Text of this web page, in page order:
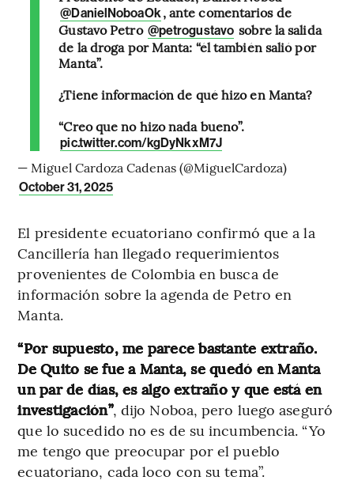
@DanielNoboaOk, ante comentarios de
Gustavo Petro @petrogustavo sobre la salida
de la droga por Manta: “él también salió por
Manta”.
¿Tiene información de qué hizo en Manta?
“Creo que no hizo nada bueno”.
pic.twitter.com/kgDyNkxM7J
— Miguel Cardoza Cadenas (@MiguelCardoza)
October 31, 2025
El presidente ecuatoriano confirmó que a la
Cancillería han llegado requerimientos
provenientes de Colombia en busca de
información sobre la agenda de Petro en
Manta.
“Por supuesto, me parece bastante extraño.
De Quito se fue a Manta, se quedó en Manta
un par de días, es algo extraño y que está en
investigación”, dijo Noboa, pero luego aseguró
que lo sucedido no es de su incumbencia. “Yo
me tengo que preocupar por el pueblo
ecuatoriano, cada loco con su tema”.